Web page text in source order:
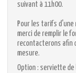
suivant à 11h00.
Pour les tarifs
merci de remplir le
recontacterons afin
mesure.
Option : serviette de